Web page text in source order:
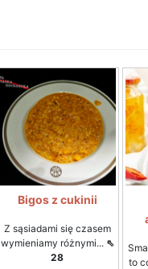
Bigos z cukinii
Z sąsiadami się czasem
wymieniamy różnymi... ⇖
28
to